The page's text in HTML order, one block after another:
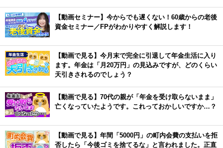
【動画セミナー】今からでも遅くない！60歳からの老後
資金セミナー／FPがわかりやすく解説します！
【動画で見る】今月末で完全に引退して年金生活に入り
ます。年金は「月20万円」の見込みですが、どのくらい
天引きされるのでしょう？
【動画で見る】70代の親が「年金を受け取らないまま」
亡くなっていたようです。これっておかしいですか…？
【動画で見る】年間「5000円」の町内会費の支払いを拒
否したら「今後ゴミを捨てるな」と言われました。正直